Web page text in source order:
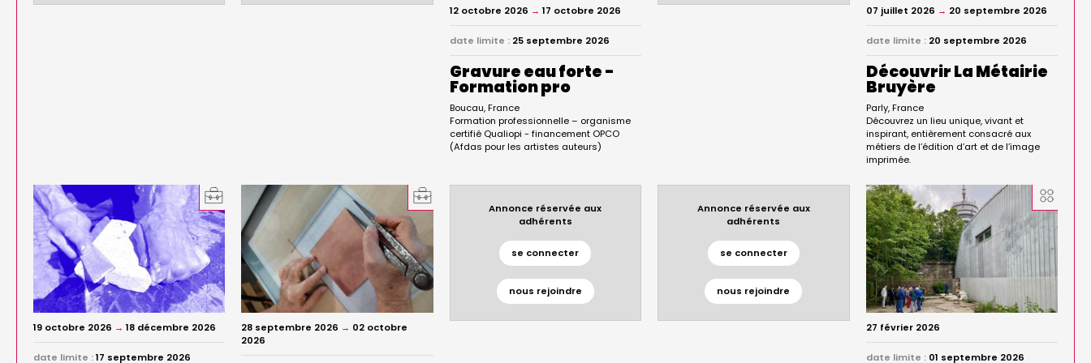
12 octobre 2026 → 17 octobre 2026
date limite : 25 septembre 2026
Gravure eau forte -
Formation pro
Boucau France
Formation professionnelle – organisme
certifié Qualiopi - financement OPCO
(Afdas pour les artistes auteurs)
07 juillet 2026 → 20 septembre 2026
date limite : 20 septembre 2026
Découvrir La Métairie
Bruyère
Parly France
Découvrez un lieu unique, vivant et
inspirant, entièrement consacré aux
métiers de l’édition d’art et de l’image
imprimée.
19 octobre 2026 → 18 décembre 2026
date limite :17 septembre 2026
28 septembre 2026 → 02 octobre
2026
Annonce réservée aux
adhérents
se connecter
nous rejoindre
Annonce réservée aux
adhérents
se connecter
nous rejoindre
27 février 2026
date limite : 01 septembre 2026